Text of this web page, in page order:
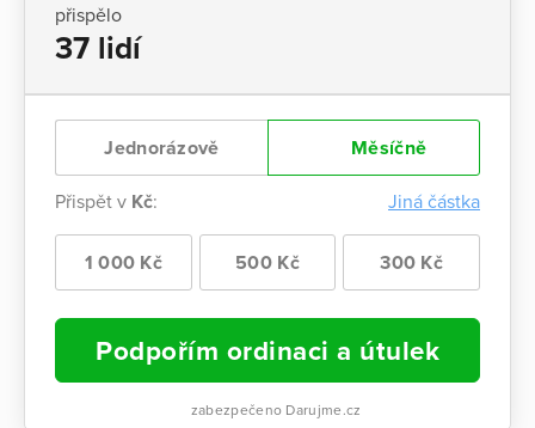
přispělo
37 lidí
Jednorázově Měsíčně
Přispět v Kč: Jiná částka
1 000 Kč 500 Kč 300 Kč
Podpořím ordinaci a útulek
zabezpečeno Darujme.cz